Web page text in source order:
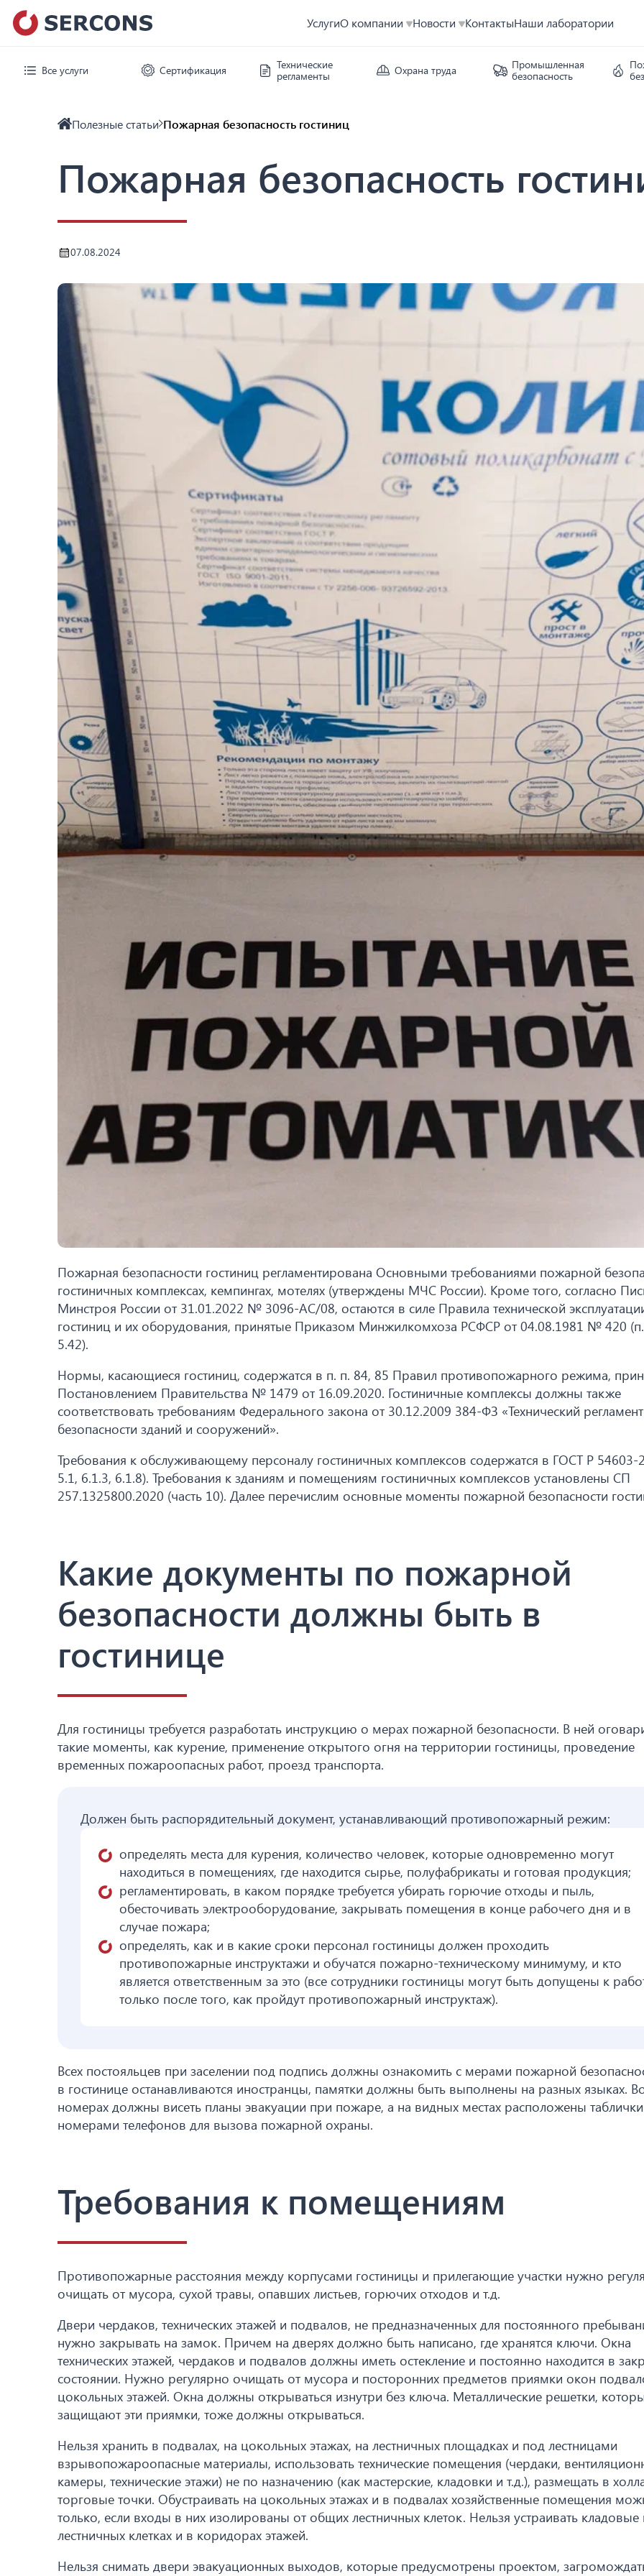
УслугиО компании Новости КонтактыНаши лаборатории
Все услуги Сертификация
Технические
регламенты
Охрана труда
Промышленная
безопасность
Полезные статьи Пожарная безопасность гостиниц
Пожарная безопасность
07.08.2024
Пожарная безопасности гостиниц регламентирована Основными требованиями пожарной
гостиничных комплексах, кемпингах, мотелях (утверждены МЧС России). Кроме того, согласно
Минстроя России от 31.01.2022 № 3096-АС/08, остаются в силе Правила технической
гостиниц и их оборудования, принятые Приказом Минжилкомхоза РСФСР от 04.08.1981 № 420
5.42).
Нормы, касающиеся гостиниц, содержатся в п. п. 84, 85 Правил противопожарного режима,
Постановлением Правительства № 1479 от 16.09.2020. Гостиничные комплексы должны также
соответствовать требованиям Федерального закона от 30.12.2009 384-ФЗ «Технический
безопасности зданий и сооружений».
Требования к обслуживающему персоналу гостиничных комплексов содержатся в ГОСТ Р 54603-
5.1, 6.1.3, 6.1.8). Требования к зданиям и помещениям гостиничных комплексов установлены СП
257.1325800.2020 (часть 10). Далее перечислим основные моменты пожарной безопасности
Какие документы по пожарной
безопасности должны быть в
гостинице
Для гостиницы требуется разработать инструкцию о мерах пожарной безопасности. В ней
такие моменты, как курение, применение открытого огня на территории гостиницы, проведение
временных пожароопасных работ, проезд транспорта.
Должен быть распорядительный документ, устанавливающий противопожарный режим:
определять места для курения, количество человек, которые одновременно могут
находиться в помещениях, где находится сырье, полуфабрикаты и готовая продукция;
регламентировать, в каком порядке требуется убирать горючие отходы и пыль,
обесточивать электрооборудование, закрывать помещения в конце рабочего дня и в
случае пожара;
определять, как и в какие сроки персонал гостиницы должен проходить
противопожарные инструктажи и обучатся пожарно-техническому минимуму, и кто
является ответственным за это (все сотрудники гостиницы могут быть допущены к
только после того, как пройдут противопожарный инструктаж).
Всех постояльцев при заселении под подпись должны ознакомить с мерами пожарной
в гостинице останавливаются иностранцы, памятки должны быть выполнены на разных языках.
номерах должны висеть планы эвакуации при пожаре, а на видных местах расположены
номерами телефонов для вызова пожарной охраны.
Требования к помещениям
Противопожарные расстояния между корпусами гостиницы и прилегающие участки нужно
очищать от мусора, сухой травы, опавших листьев, горючих отходов и т.д.
Двери чердаков, технических этажей и подвалов, не предназначенных для постоянного
нужно закрывать на замок. Причем на дверях должно быть написано, где хранятся ключи. Окна
технических этажей, чердаков и подвалов должны иметь остекление и постоянно находится в
состоянии. Нужно регулярно очищать от мусора и посторонних предметов приямки окон
цокольных этажей. Окна должны открываться изнутри без ключа. Металлические решетки,
защищают эти приямки, тоже должны открываться.
Нельзя хранить в подвалах, на цокольных этажах, на лестничных площадках и под лестницами
взрывопожароопасные материалы, использовать технические помещения (чердаки,
камеры, технические этажи) не по назначению (как мастерские, кладовки и т.д.), размещать в
торговые точки. Обустраивать на цокольных этажах и в подвалах хозяйственные помещения
только, если входы в них изолированы от общих лестничных клеток. Нельзя устраивать кладовые
лестничных клетках и в коридорах этажей.
Нельзя снимать двери эвакуационных выходов, которые предусмотрены проектом,